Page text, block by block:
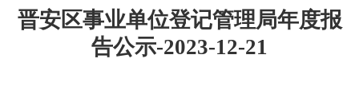
晋安区事业单位登记管理局年度报
告公示-2023-12-21